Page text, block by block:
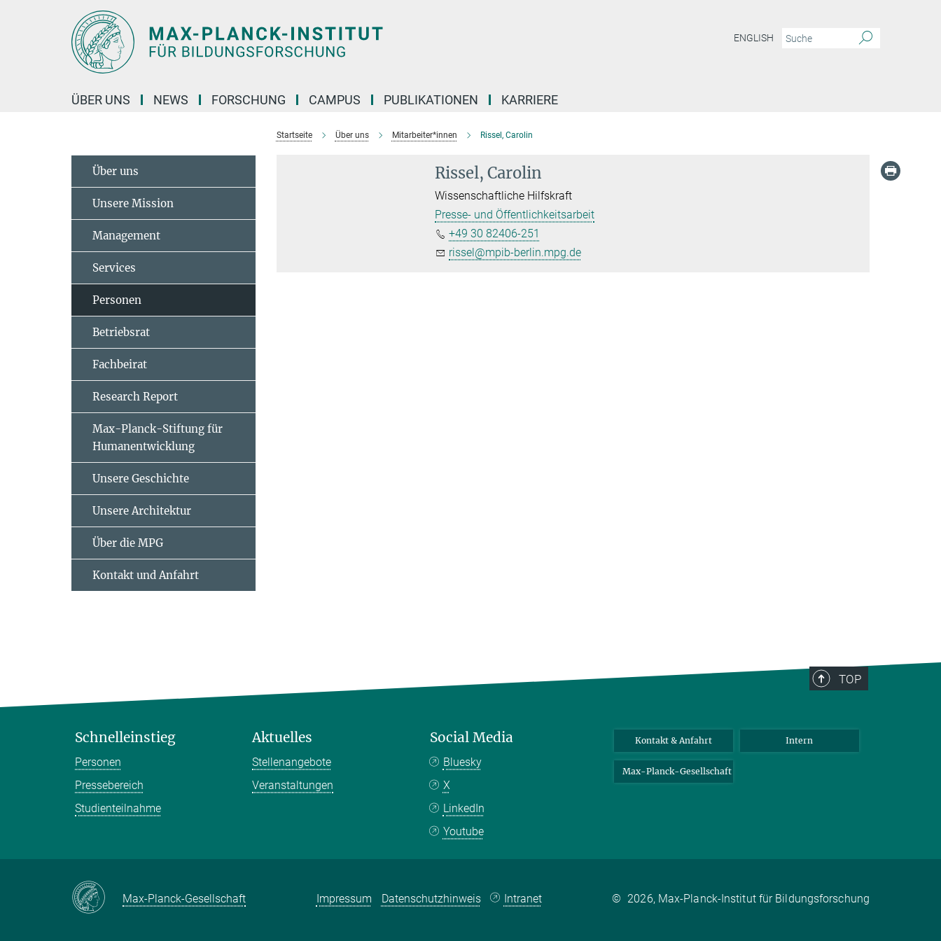
ENGLISH
ÜBER UNS NEWS FORSCHUNG CAMPUS PUBLIKATIONEN KARRIERE
Startseite Über uns Mitarbeiter*innen Rissel, Carolin
Rissel, Carolin
Wissenschaftliche Hilfskraft
Presse- und Öffentlichkeitsarbeit
+49 30 82406-251
rissel@mpib-berlin.mpg.de
Über uns
Unsere Mission
Management
Services
Personen
Betriebsrat
Fachbeirat
Research Report
Max-Planck-Stiftung für
Humanentwicklung
Unsere Geschichte
Unsere Architektur
Über die MPG
Kontakt und Anfahrt
TOP
Schnelleinstieg
Personen
Pressebereich
Studienteilnahme
Aktuelles
Stellenangebote
Veranstaltungen
Social Media
Bluesky
X
LinkedIn
Youtube
Kontakt & Anfahrt Intern
Max-Planck-Gesellschaft
Max-Planck-Gesellschaft Impressum Datenschutzhinweis Intranet © 2026, Max-Planck-Institut für Bildungsforschung